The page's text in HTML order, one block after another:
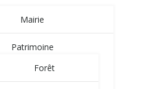
Mairie
Patrimoine
Forêt